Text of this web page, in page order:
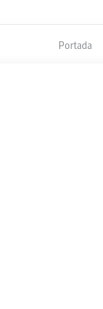
Portada